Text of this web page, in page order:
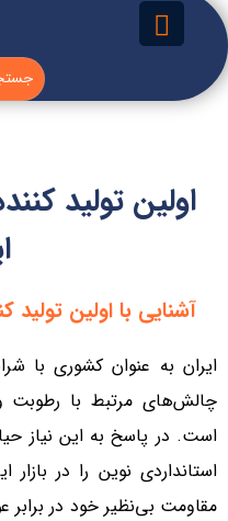
اولین تولید
آشنایی با اولین تولید
ایران به عنوان کشوری با
چالش‌های مرتبط با رطوبت
است. در پاسخ به این نیاز
استانداردی نوین را در
مقاومت بی‌نظیر خود در